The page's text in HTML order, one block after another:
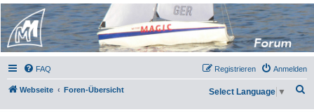
Micro Magic Forum
Deutschland
FAQ Anmelden
Registrieren
Webseite Foren-Übersicht Select Language ▼